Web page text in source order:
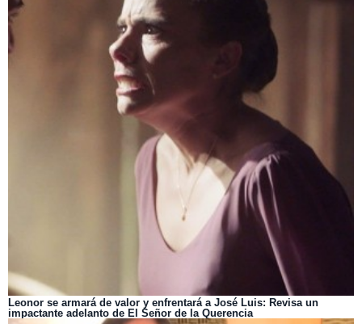
Leonor se armará de valor y enfrentará a José Luis: Revisa un
impactante adelanto de El Señor de la Querencia